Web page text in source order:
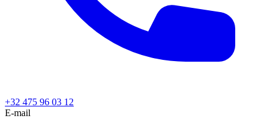
+32 475 96 03 12
E-mail